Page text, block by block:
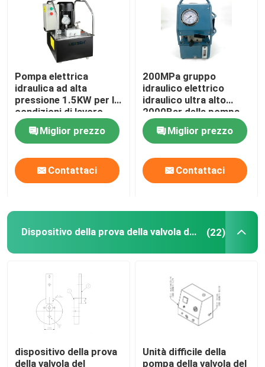
Chiedi un preventivo
Pompa ad alta pressione idraulica
Pompa pneumatica idraulica
Pompa elettrica idraulica
Dispositivo della prova della valvola del combustibile
Sottoporre a tensione idraulico di Bolt
chiavi dinamometriche idrauliche
Chiave dinamometrica pneumatica
Chiavi dinamometriche elettriche
Pompa elettrica
idraulica ad alta
pressione 1.5KW per le
condizioni di lavoro
idrauliche
Miglior prezzo
Contattaci
200MPa gruppo
idraulico elettrico
idraulico ultra alto
2000Bar della pompa
DC220V
Miglior prezzo
Contattaci
Dispositivo della prova della valvola del combustibile (22)
dispositivo della prova
della valvola del
Unità difficile della
pompa della valvola del